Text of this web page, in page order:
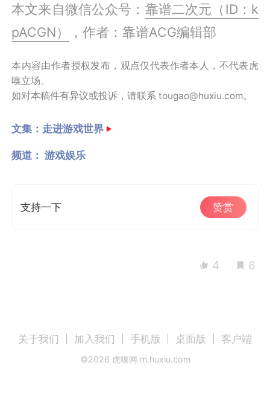
本文来自微信公众号： 靠谱二次元（ID：k
pACGN）
，作者：靠谱ACG编辑部
本内容由作者授权发布，观点仅代表作者本人，不代表虎
嗅立场。
如对本稿件有异议或投诉，请联系 tougao@huxiu.com。
文集： 走进游戏世界
频道： 游戏娱乐
支持一下 赞赏
4 6
关于我们 加入我们 手机版 桌面版 客户端
©2026 虎嗅网 m.huxiu.com